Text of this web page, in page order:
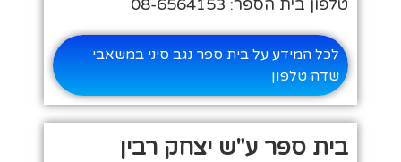
טלפון בית הספר: 08-6564153
לכל המידע על בית ספר נגב סיני במשאבי
שדה טלפון
בית ספר ע"ש יצחק רבין